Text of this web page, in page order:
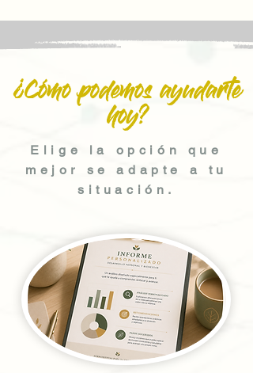
¿Cómo podemos ayudarte
hoy?
Elige la opción que
mejor se adapte a tu
situación.